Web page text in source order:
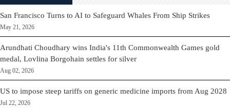
San Francisco Turns to AI to Safeguard Whales From Ship Strikes
May 21, 2026
Arundhati Choudhary wins India's 11th Commonwealth Games gold
medal, Lovlina Borgohain settles for silver
Aug 02, 2026
US to impose steep tariffs on generic medicine imports from Aug 2028
Jul 22, 2026